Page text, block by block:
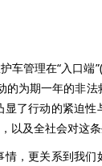
管理在“入口端
的为期一年的非
了行动的紧迫性
及全社会对这条
，更关系到我们